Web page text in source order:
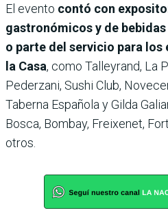
El evento contó con
gastronómicos y de
o parte del servicio para los
la Casa, como Talleyrand, La
Pederzani, Sushi Club,
Taberna Española y Gilda
Bosca, Bombay, Freixenet,
otros.